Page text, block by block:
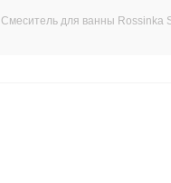
Смеситель для ванны Rossinka